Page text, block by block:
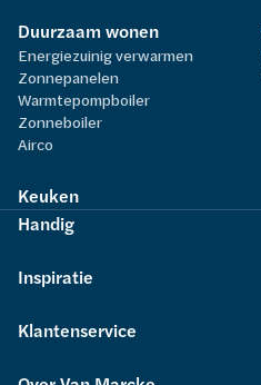
Duurzaam wonen
Energiezuinig verwarmen
Zonnepanelen
Warmtepompboiler
Zonneboiler
Airco
Keuken
Handig
Inspiratie
Klantenservice